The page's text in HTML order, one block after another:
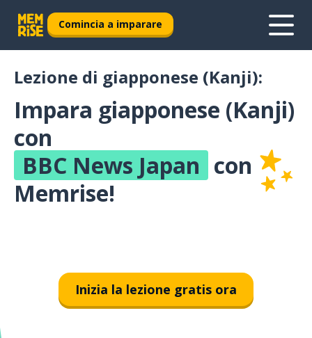
Comincia a imparare
Lezione di giapponese (Kanji):
Impara giapponese (Kanji)
con
BBC News Japan con
Memrise!
Inizia la lezione gratis ora